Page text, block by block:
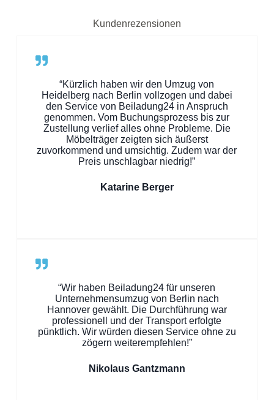
Kundenrezensionen
“Kürzlich haben wir den Umzug von
Heidelberg nach Berlin vollzogen und dabei
den Service von Beiladung24 in Anspruch
genommen. Vom Buchungsprozess bis zur
Zustellung verlief alles ohne Probleme. Die
Möbelträger zeigten sich äußerst
zuvorkommend und umsichtig. Zudem war der
Preis unschlagbar niedrig!”
Katarine Berger
“Wir haben Beiladung24 für unseren
Unternehmensumzug von Berlin nach
Hannover gewählt. Die Durchführung war
professionell und der Transport erfolgte
pünktlich. Wir würden diesen Service ohne zu
zögern weiterempfehlen!”
Nikolaus Gantzmann